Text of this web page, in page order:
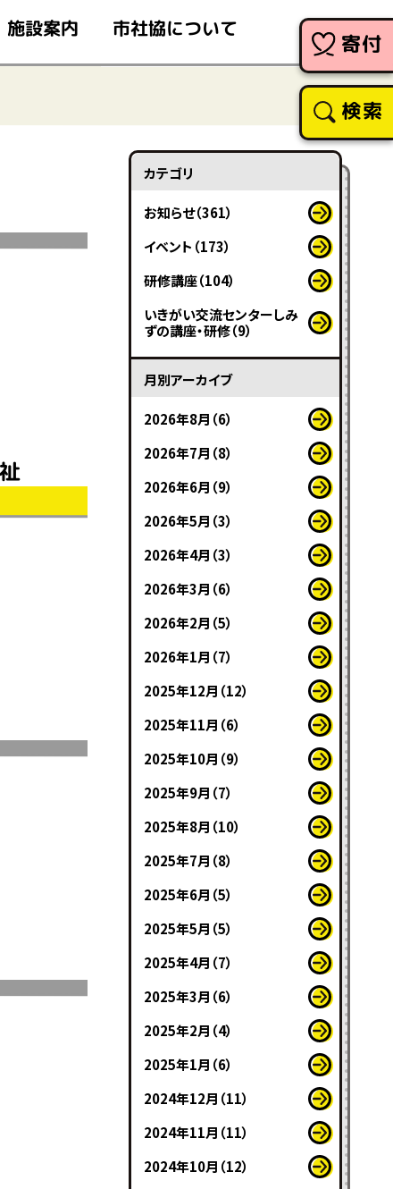
施設案内 市社協について
寄付
検索
カテゴリ
お知らせ（361）
イベント（173）
研修講座（104）
いきがい交流センターしみ
ずの講座・研修（9）
月別アーカイブ
2026年8月（6）
2026年7月（8）
2026年6月（9）
2026年5月（3）
2026年4月（3）
2026年3月（6）
2026年2月（5）
2026年1月（7）
2025年12月（12）
2025年11月（6）
2025年10月（9）
2025年9月（7）
2025年8月（10）
2025年7月（8）
2025年6月（5）
2025年5月（5）
2025年4月（7）
2025年3月（6）
2025年2月（4）
2025年1月（6）
2024年12月（11）
2024年11月（11）
2024年10月（12）